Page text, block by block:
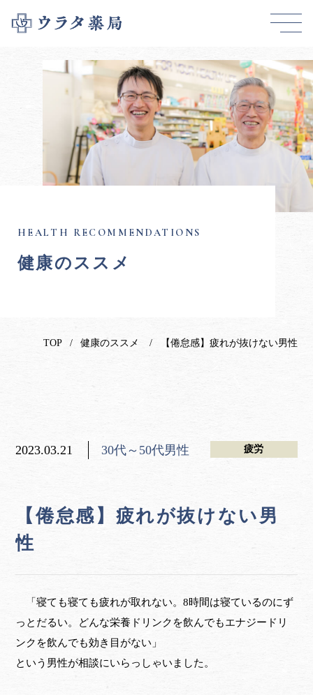
健康のススメ
TOP 健康のススメ 【倦怠感】疲れが抜けない男性
2023.03.21 30代～50代男性 疲労
【倦怠感】疲れが抜けない男
性
「寝ても寝ても疲れが取れない。8時間は寝ているのにず
っとだるい。どんな栄養ドリンクを飲んでもエナジードリ
ンクを飲んでも効き目がない」
という男性が相談にいらっしゃいました。